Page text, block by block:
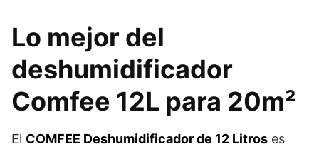
Lo mejor del
deshumidificador
Comfee 12L para 20m²
El COMFEE Deshumidificador de 12 Litros es